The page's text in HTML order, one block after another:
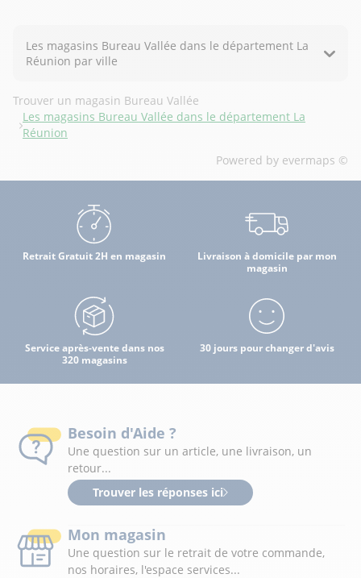
Les magasins Bureau Vallée dans le département La
Réunion par ville
Trouver un magasin Bureau Vallée
Les magasins Bureau Vallée dans le département La
Réunion
Powered by evermaps ©
Retrait Gratuit 2H en magasin
Livraison à domicile par mon
magasin
Service après-vente dans nos
320 magasins
30 jours pour changer d'avis
Besoin d'Aide ?
Une question sur un article, une livraison, un
retour...
Trouver les réponses ici
Mon magasin
Une question sur le retrait de votre commande,
nos horaires, l'espace services...